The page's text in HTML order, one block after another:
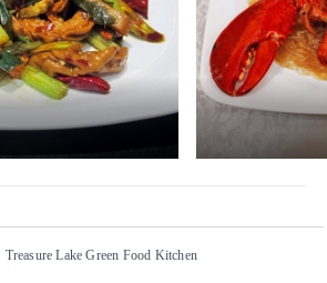
Treasure Lake Green Food Kitchen